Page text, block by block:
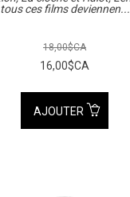
tous ces films deviennen...
18,00$CA
16,00$CA
AJOUTER